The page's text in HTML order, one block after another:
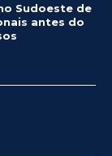
Sudoeste de
antes do